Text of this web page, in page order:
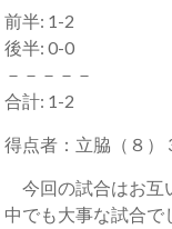
前半: 1-2
後半: 0-0
－－－－－
合計: 1-2
得点者：立脇（８）
今回の試合はお互
中でも大事な試合で